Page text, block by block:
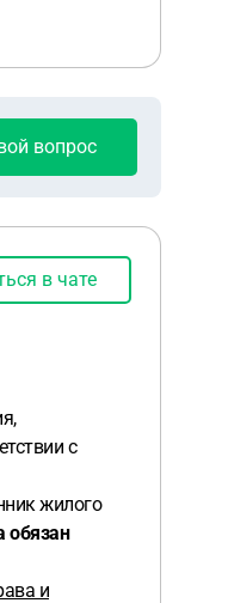
вопрос
в чате
с
жилого
обязан
и